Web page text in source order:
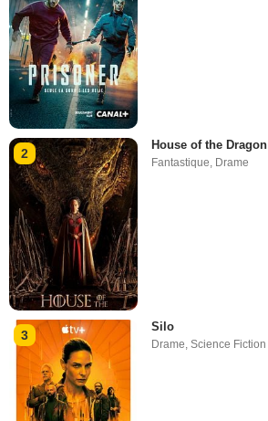
2
House of the Dragon
Fantastique, Drame
3
Silo
Drame ,Science Fiction